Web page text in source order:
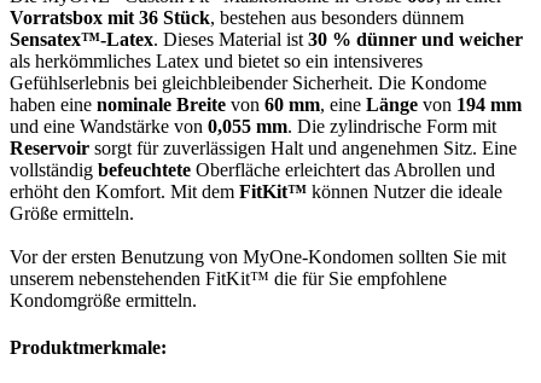
Vorratsbox mit 36 Stück, bestehen aus besonders dünnem
Sensatex™-Latex. Dieses Material ist 30 % dünner und weicher
als herkömmliches Latex und bietet so ein intensiveres
Gefühlserlebnis bei gleichbleibender Sicherheit. Die Kondome
haben eine nominale Breite von 60 mm, eine Länge von 194 mm
und eine Wandstärke von 0,055 mm. Die zylindrische Form mit
Reservoir sorgt für zuverlässigen Halt und angenehmen Sitz. Eine
vollständig befeuchtete Oberfläche erleichtert das Abrollen und
erhöht den Komfort. Mit dem FitKit™ können Nutzer die ideale
Größe ermitteln.
Vor der ersten Benutzung von MyOne-Kondomen sollten Sie mit
unserem nebenstehenden FitKit™ die für Sie empfohlene
Kondomgröße ermitteln.
Produktmerkmale: